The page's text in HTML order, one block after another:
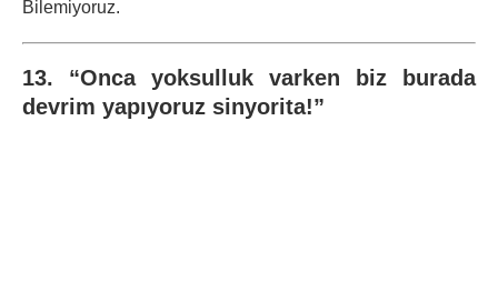
Bilemiyoruz.
13. “Onca yoksulluk varken biz burada
devrim yapıyoruz sinyorita!”